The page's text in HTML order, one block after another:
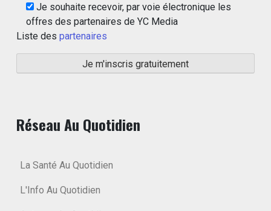
Je souhaite recevoir, par voie électronique les
offres des partenaires de YC Media
Liste des partenaires
Réseau Au Quotidien
La Santé Au Quotidien
L'Info Au Quotidien